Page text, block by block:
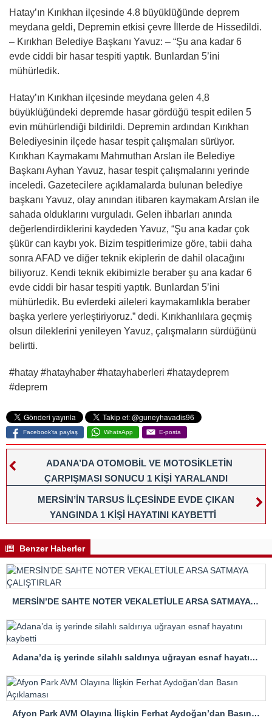
Hatay’ın Kırıkhan ilçesinde 4.8 büyüklüğünde deprem
meydana geldi, Depremin etkisi çevre İllerde de Hissedildi.
– Kırıkhan Belediye Başkanı Yavuz: – “Şu ana kadar 6
evde ciddi bir hasar tespiti yaptık. Bunlardan 5’ini
mühürledik.
Hatay’ın Kırıkhan ilçesinde meydana gelen 4,8
büyüklüğündeki depremde hasar gördüğü tespit edilen 5
evin mühürlendiği bildirildi. Depremin ardından Kırıkhan
Belediyesinin ilçede hasar tespit çalışmaları sürüyor.
Kırıkhan Kaymakamı Mahmuthan Arslan ile Belediye
Başkanı Ayhan Yavuz, hasar tespit çalışmalarını yerinde
inceledi. Gazetecilere açıklamalarda bulunan belediye
başkanı Yavuz, olay anından itibaren kaymakam Arslan ile
sahada olduklarını vurguladı. Gelen ihbarları anında
değerlendirdiklerini kaydeden Yavuz, “Şu ana kadar çok
şükür can kaybı yok. Bizim tespitlerimize göre, tabii daha
sonra AFAD ve diğer teknik ekiplerin de dahil olacağını
biliyoruz. Kendi teknik ekibimizle beraber şu ana kadar 6
evde ciddi bir hasar tespiti yaptık. Bunlardan 5’ini
mühürledik. Bu evlerdeki aileleri kaymakamlıkla beraber
başka yerlere yerleştiriyoruz.” dedi. Kırıkhanlılara geçmiş
olsun dileklerini yenileyen Yavuz, çalışmaların sürdüğünü
belirtti.
#hatay #hatayhaber #hatayhaberleri #hataydeprem
#deprem
Facebook'ta paylaş WhatsApp E-posta
ADANA’DA OTOMOBİL VE MOTOSİKLETİN
ÇARPIŞMASI SONUCU 1 KİŞİ YARALANDI
MERSİN’İN TARSUS İLÇESİNDE EVDE ÇIKAN
YANGINDA 1 KİŞİ HAYATINI KAYBETTİ
Benzer Haberler
MERSİN’DE SAHTE NOTER VEKALETİULE ARSA SATMAYA ÇALIŞTIRLAR
Adana’da iş yerinde silahlı saldırıya uğrayan esnaf hayatını kaybetti
Afyon Park AVM Olayına İlişkin Ferhat Aydoğan’dan Basın Açıklaması